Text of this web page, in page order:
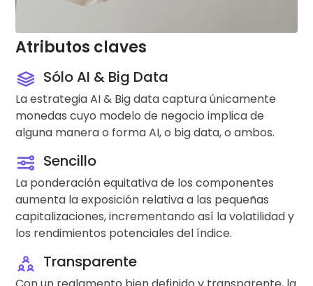
Atributos claves
Sólo AI & Big Data
La estrategia AI & Big data captura únicamente
monedas cuyo modelo de negocio implica de
alguna manera o forma AI, o big data, o ambos.
Sencillo
La ponderación equitativa de los componentes
aumenta la exposición relativa a las pequeñas
capitalizaciones, incrementando así la volatilidad y
los rendimientos potenciales del índice.
Transparente